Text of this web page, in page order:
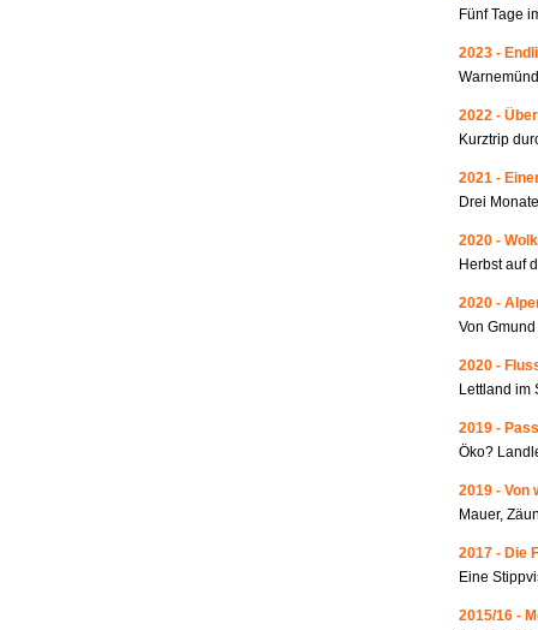
Fünf Tage
2023 -
2022 -
Kurztrip
2021 -
Drei
2020 -
Herbst auf
2020 -
Von
2020 -
Lettland im
2019 -
Öko?
2019 - Von
Mauer,
2017 - Die
Eine
2015/16 -